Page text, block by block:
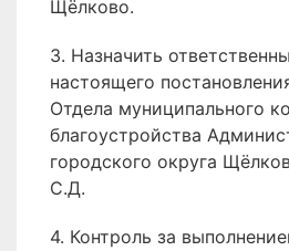
Щёлково.
3. Назначить
настоящего
Отдела муниципального
благоустройства
городского округа
С.Д.
4. Контроль за